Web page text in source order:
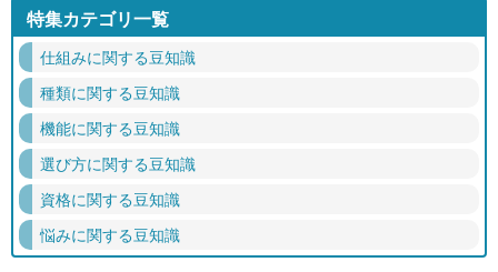
特集カテゴリ一覧
仕組みに関する豆知識
種類に関する豆知識
機能に関する豆知識
選び方に関する豆知識
資格に関する豆知識
悩みに関する豆知識